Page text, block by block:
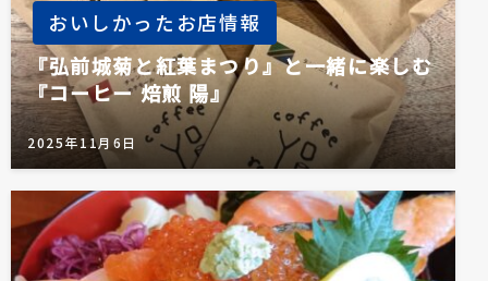
おいしかったお店情報
『弘前城菊と紅葉まつり』と一緒に楽しむ
『コーヒー 焙煎 陽』
2025年11月6日